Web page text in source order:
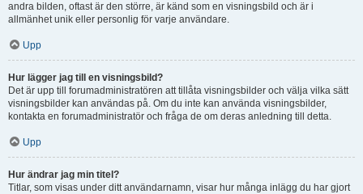
andra bilden, oftast är den större, är känd som en visningsbild och är i
allmänhet unik eller personlig för varje användare.
Upp
Hur lägger jag till en visningsbild?
Det är upp till forumadministratören att tillåta visningsbilder och välja vilka sätt
visningsbilder kan användas på. Om du inte kan använda visningsbilder,
kontakta en forumadministratör och fråga de om deras anledning till detta.
Upp
Hur ändrar jag min titel?
Titlar, som visas under ditt användarnamn, visar hur många inlägg du har gjort